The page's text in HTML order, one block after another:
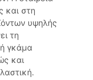
και στη
υψηλής
τη
γκάμα
και